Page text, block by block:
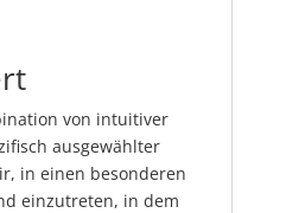
von intuitiver
ausgewählter
in einen besonderen
einzutreten, in dem